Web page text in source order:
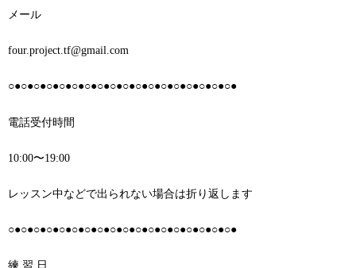
メール
four.project.tf@gmail.com
○●○●○●○●○●○●○●○●○●○●○●○●○●○●○●○●○●○●
電話受付時間
10:00〜19:00
レッスン中などで出られない場合は折り返します
○●○●○●○●○●○●○●○●○●○●○●○●○●○●○●○●○●○●
練 習 日